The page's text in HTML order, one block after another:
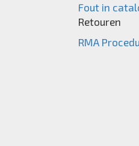
Fout in
Retouren
RMA